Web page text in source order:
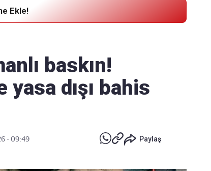
göndermek için tıklayın
Ekle!
baskın!
dışı bahis
- 09:49 Paylaş